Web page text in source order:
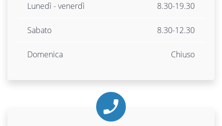
Lunedì - venerdì 8.30-19.30
Sabato 8.30-12.30
Domenica Chiuso